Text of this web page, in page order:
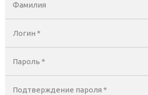
Фамилия
Логин *
Пароль *
Подтверждение пароля *